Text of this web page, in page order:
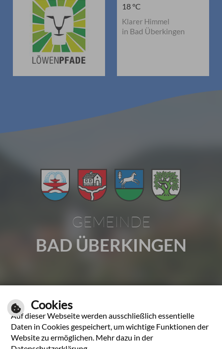
18 °C
Klarer Himmel
in Bad Überkingen
GEMEINDE
BAD ÜBERKINGEN
Tel.: 07331 2009-0 | Fax: 07331 2009-37
E-Mail schreiben
Unsere Öffnungszeiten
Cookies
Auf dieser Webseite werden ausschließlich essentielle
Daten in Cookies gespeichert, um wichtige Funktionen der
Website zu ermöglichen. Mehr dazu in der